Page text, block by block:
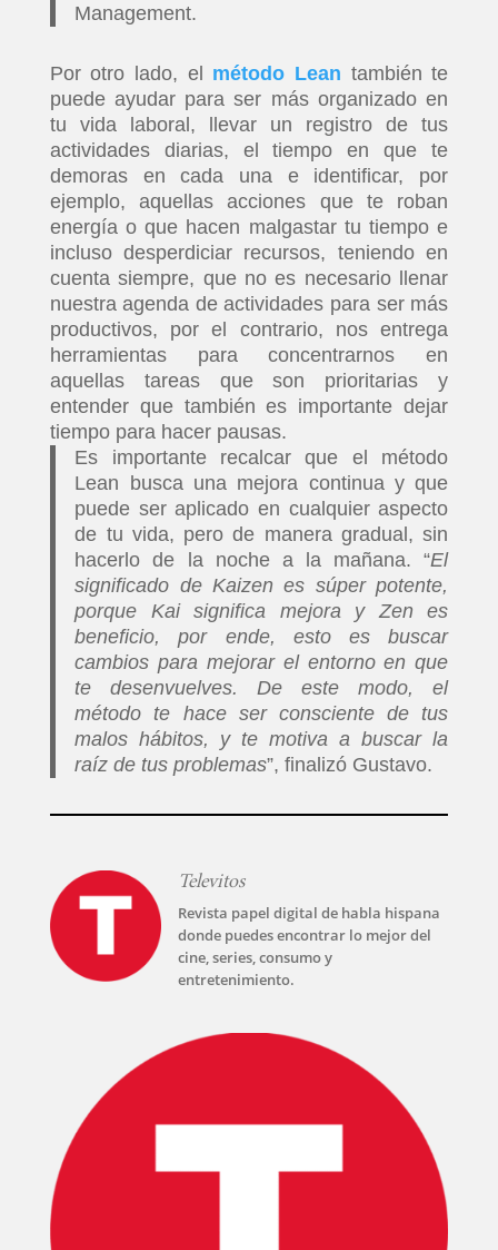
Management.
Por otro lado, el método Lean también te
puede ayudar para ser más organizado en
tu vida laboral, llevar un registro de tus
actividades diarias, el tiempo en que te
demoras en cada una e identificar, por
ejemplo, aquellas acciones que te roban
energía o que hacen malgastar tu tiempo e
incluso desperdiciar recursos, teniendo en
cuenta siempre, que no es necesario llenar
nuestra agenda de actividades para ser más
productivos, por el contrario, nos entrega
herramientas para concentrarnos en
aquellas tareas que son prioritarias y
entender que también es importante dejar
tiempo para hacer pausas.
Es importante recalcar que el método
Lean busca una mejora continua y que
puede ser aplicado en cualquier aspecto
de tu vida, pero de manera gradual, sin
hacerlo de la noche a la mañana. “El
significado de Kaizen es súper potente,
porque Kai significa mejora y Zen es
beneficio, por ende, esto es buscar
cambios para mejorar el entorno en que
te desenvuelves. De este modo, el
método te hace ser consciente de tus
malos hábitos, y te motiva a buscar la
raíz de tus problemas”, finalizó Gustavo.
Televitos
Revista papel digital de habla hispana
donde puedes encontrar lo mejor del
cine, series, consumo y
entretenimiento.